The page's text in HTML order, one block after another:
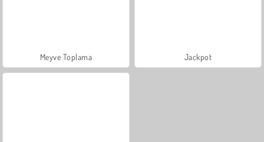
Meyve Toplama Jackpot